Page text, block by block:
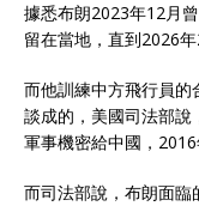
據悉布朗2023年12月
留在當地，直到2026年
而他訓練中方飛行員的
談成的，美國司法部說
軍事機密給中國，
而司法部說，布朗面